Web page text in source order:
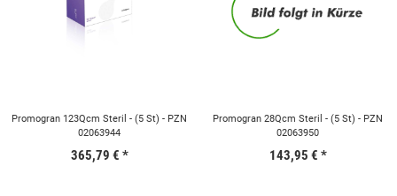
Promogran 123Qcm Steril - (5 St) - PZN
02063944
365,79 € *
Promogran 28Qcm Steril - (5 St) - PZN
02063950
143,95 € *